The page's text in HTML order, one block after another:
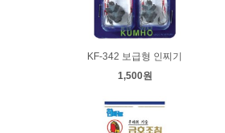
KF-342 보급형 인찌기
1,500원